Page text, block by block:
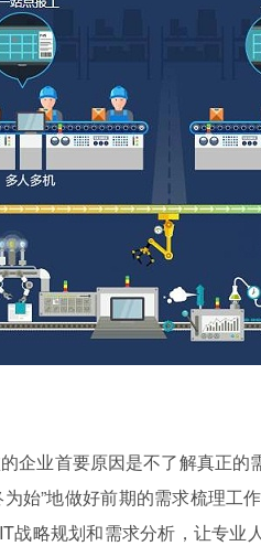
企业首要原因是不了解真正
始”地做好前期的需求梳理
战略规划和需求分析，让专